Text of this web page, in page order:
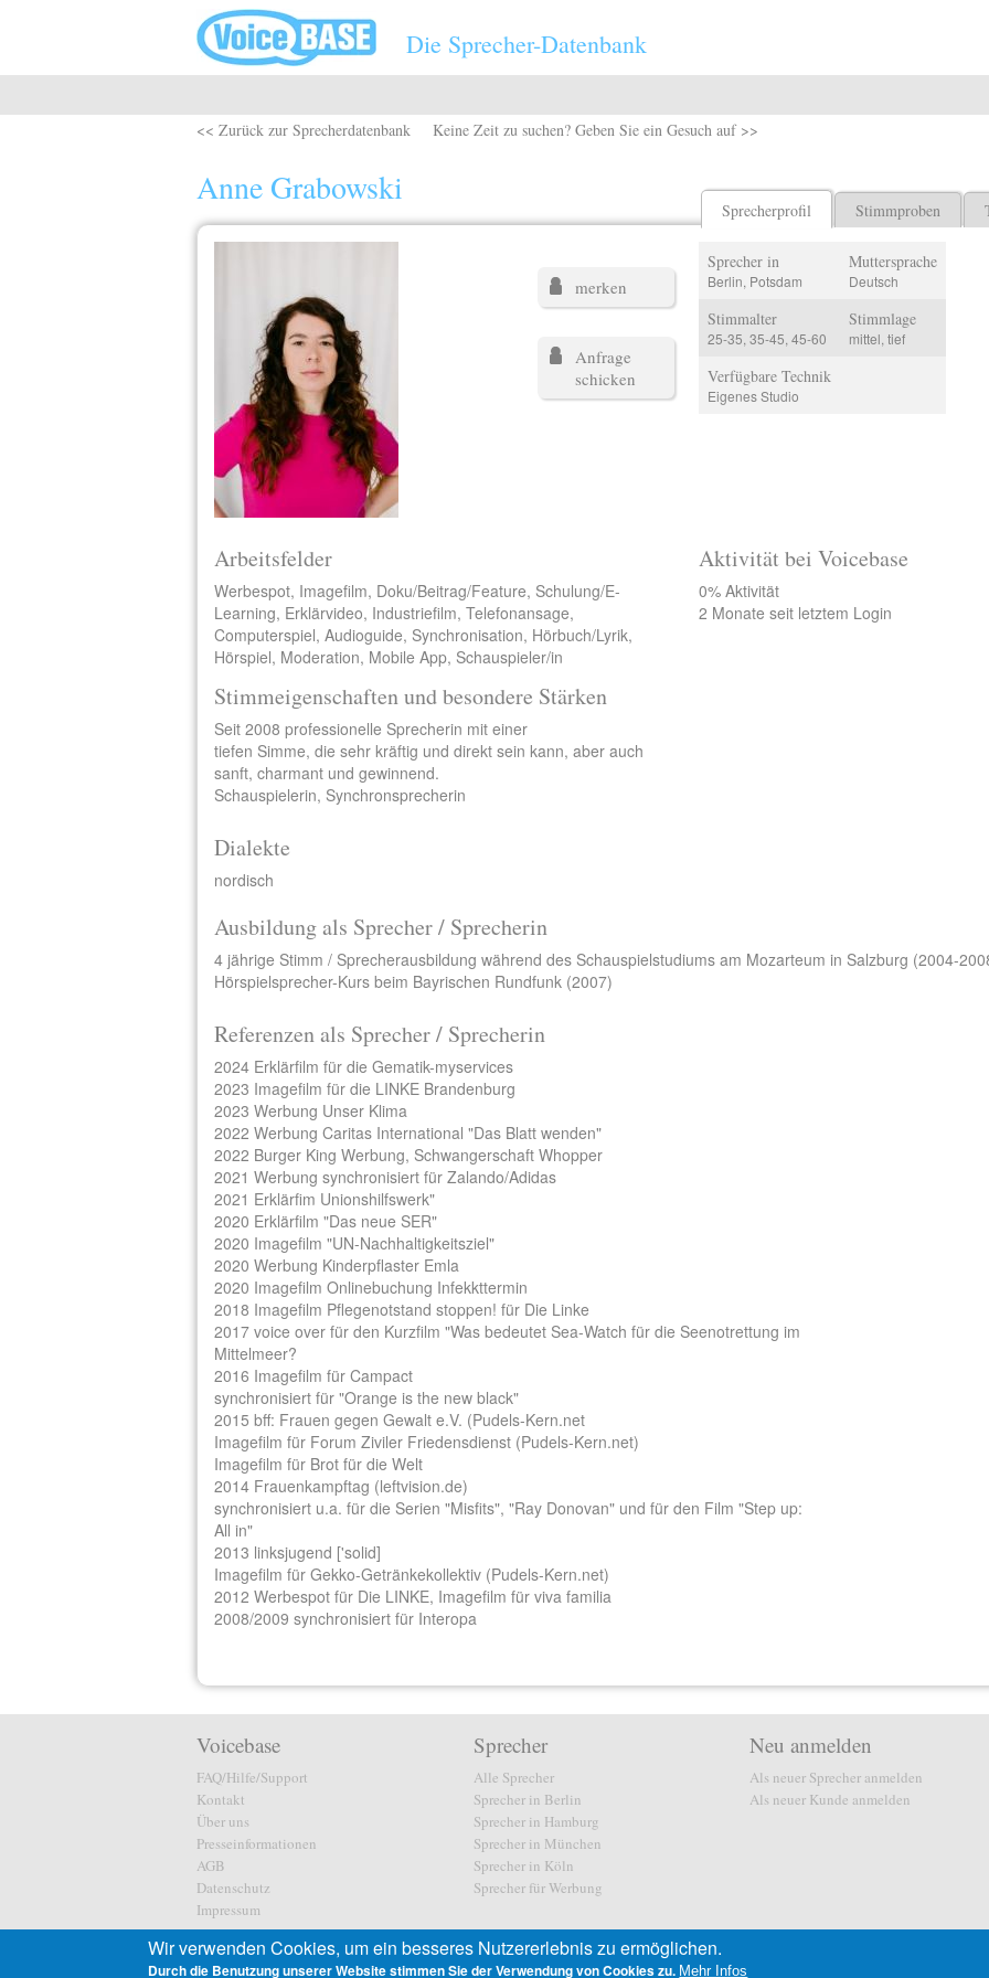
Die Sprecher-Datenbank
<< Zurück zur Sprecherdatenbank Keine Zeit zu suchen? Geben Sie ein Gesuch auf >>
Anne Grabowski
Sprecherprofil Stimmproben
merken
Anfrage
schicken
Sprecher in
Berlin, Potsdam
Muttersprache
Deutsch
Stimmalter
25-35, 35-45, 45-60
Stimmlage
mittel, tief
Verfügbare Technik
Eigenes Studio
Arbeitsfelder
Werbespot, Imagefilm, Doku/Beitrag/Feature, Schulung/E-
Learning, Erklärvideo, Industriefilm, Telefonansage,
Computerspiel, Audioguide, Synchronisation, Hörbuch/Lyrik,
Hörspiel, Moderation, Mobile App, Schauspieler/in
Stimmeigenschaften und besondere Stärken
Seit 2008 professionelle Sprecherin mit einer
tiefen Simme, die sehr kräftig und direkt sein kann, aber auch
sanft, charmant und gewinnend.
Schauspielerin, Synchronsprecherin
Dialekte
nordisch
Aktivität bei Voicebase
0% Aktivität
2 Monate seit letztem Login
Ausbildung als Sprecher / Sprecherin
4 jährige Stimm / Sprecherausbildung während des Schauspielstudiums am Mozarteum in Salzburg (2004-
Hörspielsprecher-Kurs beim Bayrischen Rundfunk (2007)
Referenzen als Sprecher / Sprecherin
2024 Erklärfilm für die Gematik-myservices
2023 Imagefilm für die LINKE Brandenburg
2023 Werbung Unser Klima
2022 Werbung Caritas International "Das Blatt wenden"
2022 Burger King Werbung, Schwangerschaft Whopper
2021 Werbung synchronisiert für Zalando/Adidas
2021 Erklärfim Unionshilfswerk"
2020 Erklärfilm "Das neue SER"
2020 Imagefilm "UN-Nachhaltigkeitsziel"
2020 Werbung Kinderpflaster Emla
2020 Imagefilm Onlinebuchung Infekkttermin
2018 Imagefilm Pflegenotstand stoppen! für Die Linke
2017 voice over für den Kurzfilm "Was bedeutet Sea-Watch für die Seenotrettung im
Mittelmeer?
2016 Imagefilm für Campact
synchronisiert für "Orange is the new black"
2015 bff: Frauen gegen Gewalt e.V. (Pudels-Kern.net
Imagefilm für Forum Ziviler Friedensdienst (Pudels-Kern.net)
Imagefilm für Brot für die Welt
2014 Frauenkampftag (leftvision.de)
synchronisiert u.a. für die Serien "Misfits", "Ray Donovan" und für den Film "Step up:
All in"
2013 linksjugend ['solid]
Imagefilm für Gekko-Getränkekollektiv (Pudels-Kern.net)
2012 Werbespot für Die LINKE, Imagefilm für viva familia
2008/2009 synchronisiert für Interopa
Voicebase
FAQ/Hilfe/Support
Kontakt
Über uns
Presseinformationen
AGB
Datenschutz
Impressum
Sprecher
Alle Sprecher
Sprecher in Berlin
Sprecher in Hamburg
Sprecher in München
Sprecher in Köln
Sprecher für Werbung
Neu anmelden
Als neuer Sprecher anmelden
Als neuer Kunde anmelden
Wir verwenden Cookies, um ein besseres Nutzererlebnis zu ermöglichen.
Durch die Benutzung unserer Website stimmen Sie der Verwendung von Cookies zu. Mehr Infos